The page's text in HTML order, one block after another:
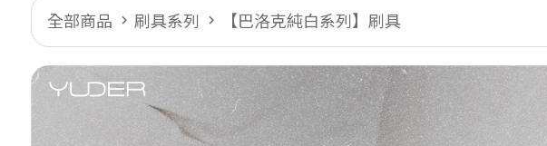
全部商品 刷具系列 【巴洛克純白系列】刷具